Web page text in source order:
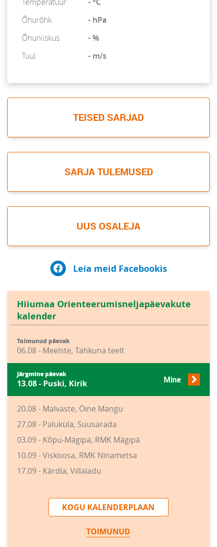
Õhurõhk
- hPa
Õhuniiskus
- %
Tuul
- m/s
TEISED SARJAD
SARJA TULEMUSED
UUS OSALEJA
Leia meid Facebookis
Hiiumaa Orienteerumisneljapäevakute
kalender
Toimunud päevak
06.08 - Meelste, Tahkuna teelt
Järgmine päevak
13.08 - Puski, Kirik Mine
20.08 - Malvaste, Öine Mangu
27.08 - Paluküla, Suusarada
03.09 - Kõpu-Mägipä, RMK Mägipä
10.09 - Viskoosa, RMK Ninametsa
17.09 - Kärdla, Villaladu
KOGU KALENDERPLAAN
TOIMUNUD